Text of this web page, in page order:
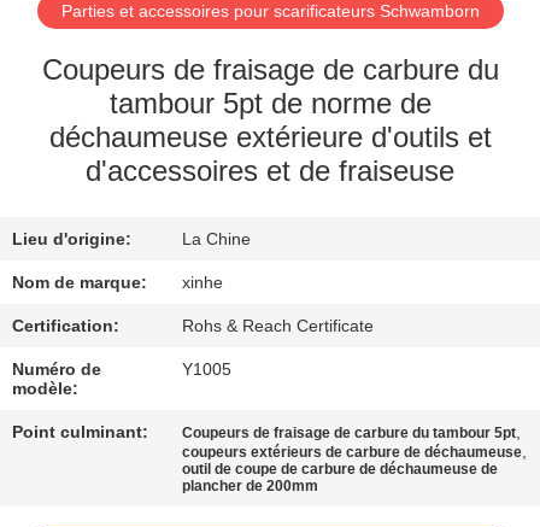
PROPOS
NOUS
DE
L'USINE
CONTRÔLE
LA
Parties et accessoires pour scarificateurs Schwamborn
Coupeurs de fraisage de carbure du
tambour 5pt de norme de
déchaumeuse extérieure d'outils et
d'accessoires et de fraiseuse
Lieu d'origine: La Chine
Nom de marque: xinhe
Certification: Rohs & Reach Certificate
Numéro de
modèle:
Y1005
Point culminant: Coupeurs de fraisage de carbure du tambour 5pt,
coupeurs extérieurs de carbure de déchaumeuse,
outil de coupe de carbure de déchaumeuse de
plancher de 200mm